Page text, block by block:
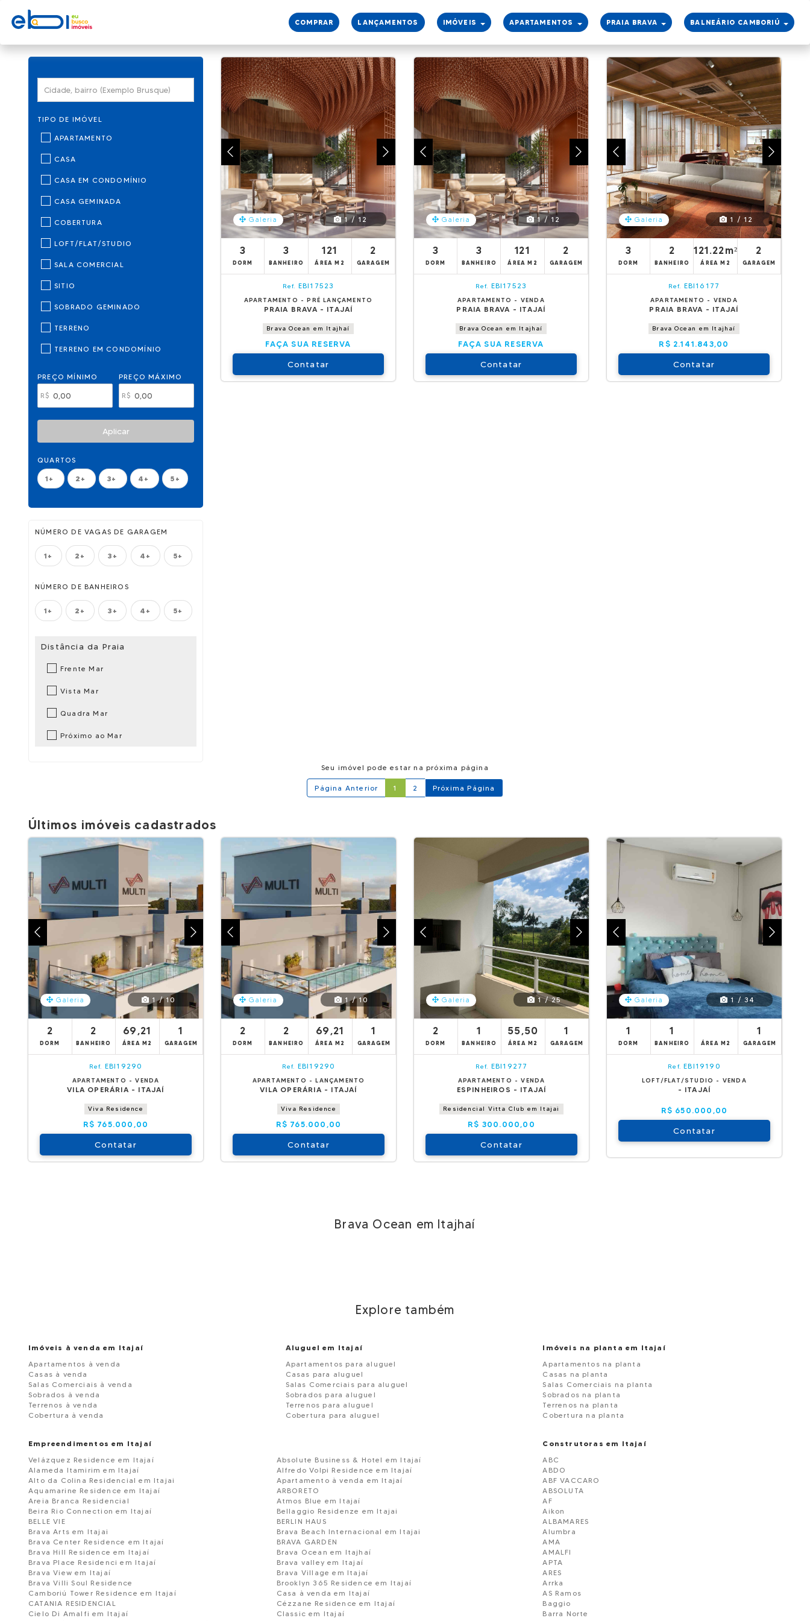
COMPRAR LANÇAMENTOS IMÓVEIS APARTAMENTOS PRAIA BRAVA BALNEÁRIO CAMBORIÚ
TIPO DE IMÓVEL
APARTAMENTO
CASA
CASA EM CONDOMÍNIO
CASA GEMINADA
COBERTURA
LOFT/FLAT/STUDIO
SALA COMERCIAL
SITIO
SOBRADO GEMINADO
TERRENO
TERRENO EM CONDOMÍNIO
PREÇO MÍNIMO
R$
PREÇO MÁXIMO
R$
Aplicar
QUARTOS
1+ 2+ 3+ 4+ 5+
NÚMERO DE VAGAS DE GARAGEM
1+ 2+ 3+ 4+ 5+
NÚMERO DE BANHEIROS
1+ 2+ 3+ 4+ 5+
Distância da Praia
Frente Mar
Vista Mar
Quadra Mar
Próximo ao Mar
search
Galeria 1 / 12
3
DORM
3
BANHEIRO
121
ÁREA M2
2
GARAGEM
Ref. EBI17523
APARTAMENTO - PRÉ LANÇAMENTO
PRAIA BRAVA - ITAJAÍ
Brava Ocean em Itajhaí
FAÇA SUA RESERVA
Contatar
Galeria 1 / 12
3
DORM
3
BANHEIRO
121
ÁREA M2
2
GARAGEM
Ref. EBI17523
APARTAMENTO - VENDA
PRAIA BRAVA - ITAJAÍ
Brava Ocean em Itajhaí
FAÇA SUA RESERVA
Contatar
Galeria 1 / 12
3
DORM
2
BANHEIRO
121.22m²
ÁREA M2
2
GARAGEM
Ref. EBI16177
APARTAMENTO - VENDA
PRAIA BRAVA - ITAJAÍ
Brava Ocean em Itajhaí
R$ 2.141.843,00
Contatar
Seu imóvel pode estar na próxima página
Página Anterior 1 2 Próxima Página
Últimos imóveis cadastrados
Galeria 1 / 10
2
DORM
2
BANHEIRO
69,21
ÁREA M2
1
GARAGEM
Ref. EBI19290
APARTAMENTO - VENDA
VILA OPERÁRIA - ITAJAÍ
Viva Residence
R$ 765.000,00
Contatar
Galeria 1 / 10
2
DORM
2
BANHEIRO
69,21
ÁREA M2
1
GARAGEM
Ref. EBI19290
APARTAMENTO - LANÇAMENTO
VILA OPERÁRIA - ITAJAÍ
Viva Residence
R$ 765.000,00
Contatar
Galeria 1 / 25
2
DORM
1
BANHEIRO
55,50
ÁREA M2
1
GARAGEM
Ref. EBI19277
APARTAMENTO - VENDA
ESPINHEIROS - ITAJAÍ
Residencial Vitta Club em Itajai
R$ 300.000,00
Contatar
Galeria 1 / 34
1
DORM
1
BANHEIRO ÁREA M2
1
GARAGEM
Ref. EBI19190
LOFT/FLAT/STUDIO - VENDA
- ITAJAÍ
R$ 650.000,00
Contatar
Brava Ocean em Itajhaí
Explore também
Imóveis à venda em Itajaí
Apartamentos à venda
Casas à venda
Salas Comerciais à venda
Sobrados à venda
Terrenos à venda
Cobertura à venda
Aluguel em Itajaí
Apartamentos para aluguel
Casas para aluguel
Salas Comerciais para aluguel
Sobrados para aluguel
Terrenos para aluguel
Cobertura para aluguel
Imóveis na planta em Itajaí
Apartamentos na planta
Casas na planta
Salas Comerciais na planta
Sobrados na planta
Terrenos na planta
Cobertura na planta
Empreendimentos em Itajaí
Velázquez Residence em Itajaí
Absolute Business & Hotel em Itajaí
Alameda Itamirim em Itajaí
Alfredo Volpi Residence em Itajaí
Alto da Colina Residencial em Itajai
Apartamento à venda em Itajaí
Aquamarine Residence em Itajaí
ARBORETO
Areia Branca Residencial
Atmos Blue em Itajaí
Beira Rio Connection em Itajaí
Bellaggio Residenze em Itajai
BELLE VIE
BERLIN HAUS
Brava Arts em Itajai
Brava Beach Internacional em Itajai
Brava Center Residence em Itajaí
BRAVA GARDEN
Brava Hill Residence em Itajaí
Brava Ocean em Itajhaí
Brava Place Residenci em Itajaí
Brava valley em Itajaí
Brava View em Itajaí
Brava Village em Itajaí
Brava Villi Soul Residence
Brooklyn 365 Residence em Itajaí
Camboriú Tower Residence em Itajaí
Casa à venda em Itajaí
CATANIA RESIDENCIAL
Cézzane Residence em Itajaí
Cielo Di Amalfi em Itajaí
Classic em Itajaí
Construtoras em Itajaí
ABC
ABDO
ABF VACCARO
ABSOLUTA
AF
Aikon
ALBAMARES
Alumbra
AMA
AMALFI
APTA
ARES
Arrka
AS Ramos
Baggio
Barra Norte